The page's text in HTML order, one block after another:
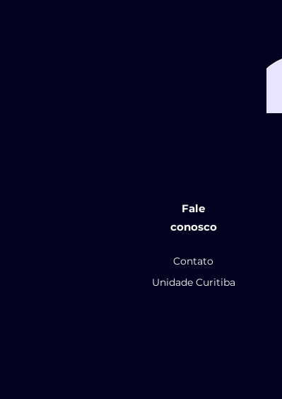
Fale
conosco
Contato
Unidade Curitiba